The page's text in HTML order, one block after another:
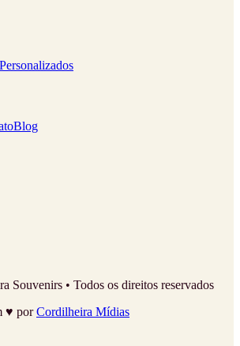
Blog
Souvenirs • Todos os direitos reservados
♥ porCordilheira Mídias